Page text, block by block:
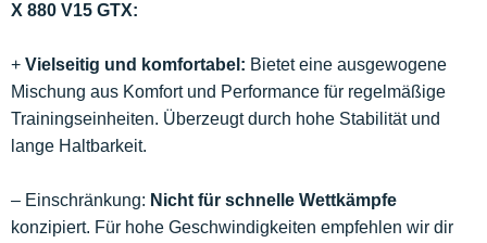
X 880 V15 GTX:
+ Vielseitig und komfortabel: Bietet eine ausgewogene
Mischung aus Komfort und Performance für regelmäßige
Trainingseinheiten. Überzeugt durch hohe Stabilität und
lange Haltbarkeit.
– Einschränkung: Nicht für schnelle Wettkämpfe
konzipiert. Für hohe Geschwindigkeiten empfehlen wir dir